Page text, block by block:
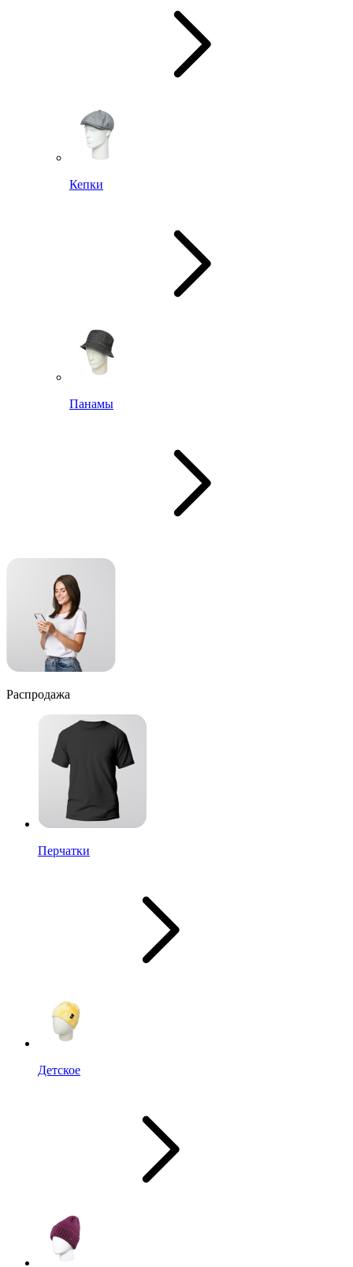
Кепки
Панамы
Распродажа
Перчатки
Детское